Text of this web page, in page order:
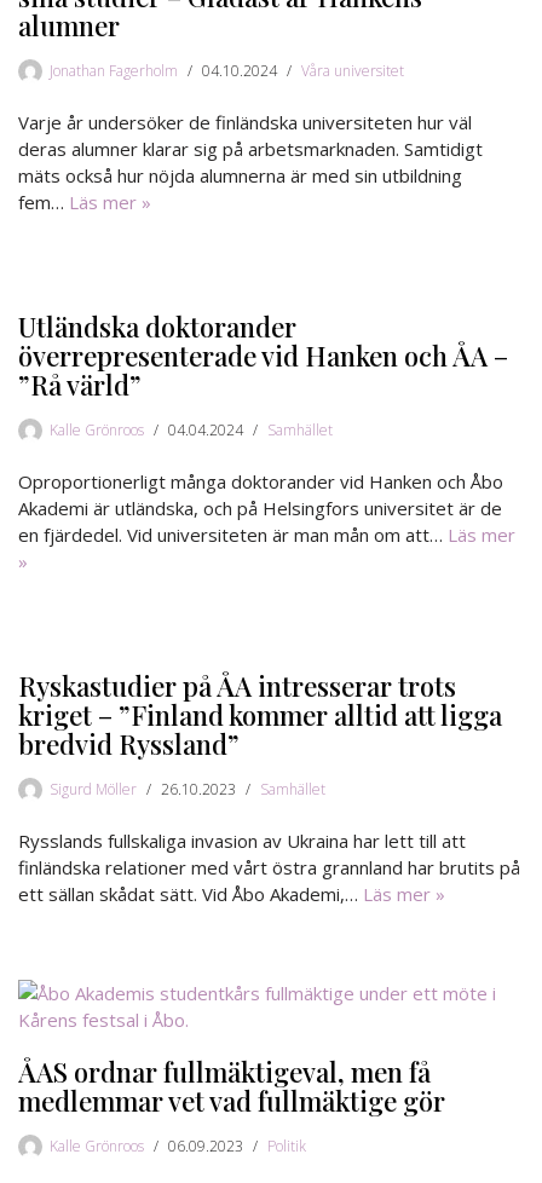
alumner
Jonathan Fagerholm 04.10.2024 Våra universitet
Varje år undersöker de finländska universiteten hur väl
deras alumner klarar sig på arbetsmarknaden. Samtidigt
mäts också hur nöjda alumnerna är med sin utbildning
fem… Läs mer »
Utländska doktorander
överrepresenterade vid Hanken och ÅA –
”Rå värld”
Kalle Grönroos 04.04.2024 Samhället
Oproportionerligt många doktorander vid Hanken och Åbo
Akademi är utländska, och på Helsingfors universitet är de
en fjärdedel. Vid universiteten är man mån om att… Läs mer
»
Ryskastudier på ÅA intresserar trots
kriget – ”Finland kommer alltid att ligga
bredvid Ryssland”
Sigurd Möller 26.10.2023 Samhället
Rysslands fullskaliga invasion av Ukraina har lett till att
finländska relationer med vårt östra grannland har brutits på
ett sällan skådat sätt. Vid Åbo Akademi,… Läs mer »
ÅAS ordnar fullmäktigeval, men få
medlemmar vet vad fullmäktige gör
Kalle Grönroos 06.09.2023 Politik